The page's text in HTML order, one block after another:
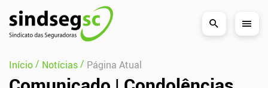
Pular Navegação (s)
Início/ Notícias/ Página Atual